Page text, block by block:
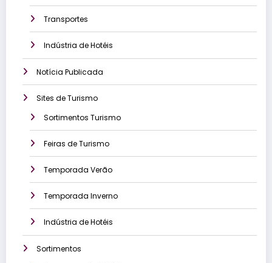
Transportes
Indústria de Hotéis
Notícia Publicada
Sites de Turismo
Sortimentos Turismo
Feiras de Turismo
Temporada Verão
Temporada Inverno
Indústria de Hotéis
Sortimentos